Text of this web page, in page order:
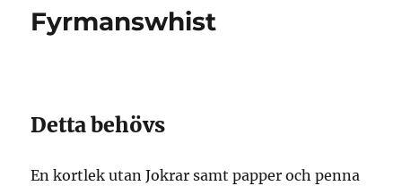
Fyrmanswhist
Detta behövs
En kortlek utan Jokrar samt papper och penna